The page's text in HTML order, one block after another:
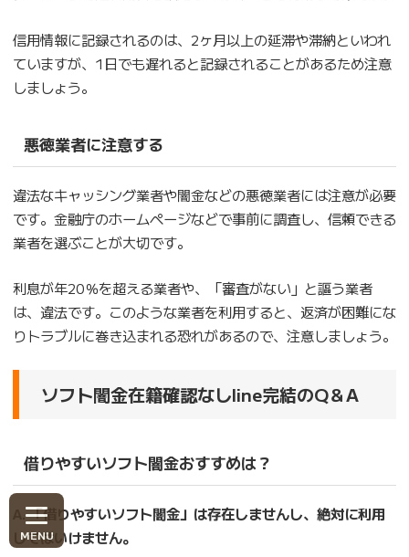
信用情報に記録されるのは、2ヶ月以上の延滞や滞納といわれ
ていますが、1日でも遅れると記録されることがあるため注意
しましょう。
悪徳業者に注意する
違法なキャッシング業者や闇金などの悪徳業者には注意が必要
です。金融庁のホームページなどで事前に調査し、信頼できる
業者を選ぶことが大切です。
利息が年20％を超える業者や、「審査がない」と謳う業者
は、違法です。このような業者を利用すると、返済が困難にな
りトラブルに巻き込まれる恐れがあるので、注意しましょう。
ソフト闇金在籍確認なしline完結のQ＆A
借りやすいソフト闇金おすすめは？
「借りやすいソフト闇金」は存在しませんし、絶対に利用
してはいけません。